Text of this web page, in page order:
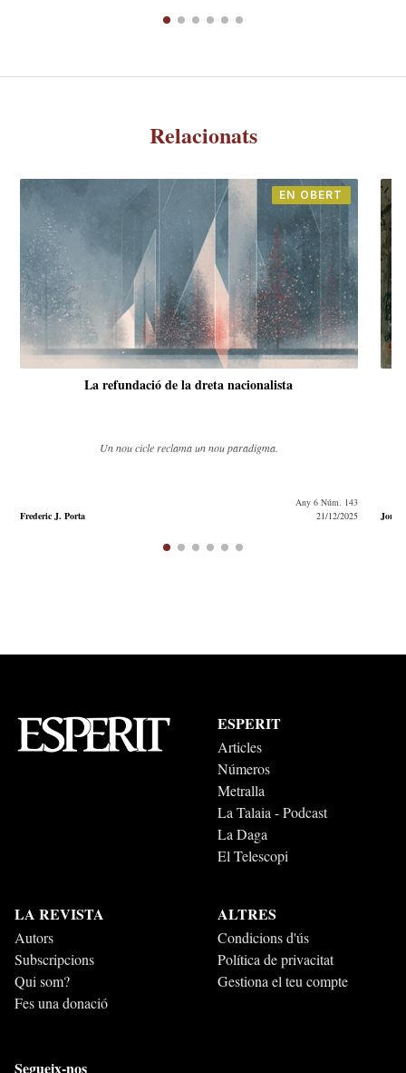
Relacionats
EN OBERT
La refundació de la dreta nacionalista
Un nou cicle reclama un nou paradigma.
Jordi Homs
ESPERIT
Articles
Números
Metralla
La Talaia - Podcast
La Daga
El Telescopi
LA REVISTA
Autors
Subscripcions
Qui som?
Fes una donació
ALTRES
Condicions d'ús
Política de privacitat
Gestiona el teu compte
Segueix-nos